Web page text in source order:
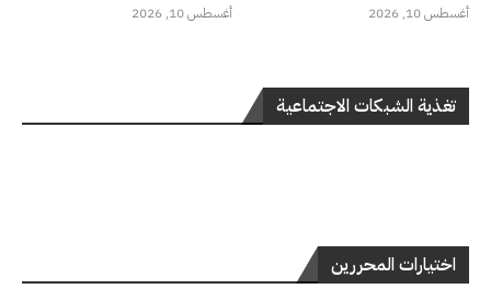
أغسطس 10, 2026 أغسطس 10, 2026
تغذية الشبكات الاجتماعية
اختيارات المحررين